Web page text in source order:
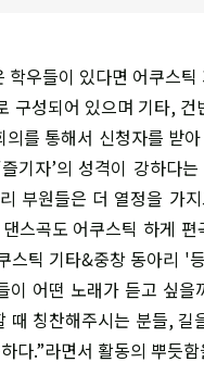
학우들이 있다면 어쿠스
구성되어 있으며 기타,
를 통해서 신청자를 받
기자’의 성격이 강하다
부원들은 더 열정을 가
스곡도 어쿠스틱 하게
스틱 기타&중창 동아리 '
이 어떤 노래가 듣고 싶
때 칭찬해주시는 분들,
다.”라면서 활동의 뿌듯